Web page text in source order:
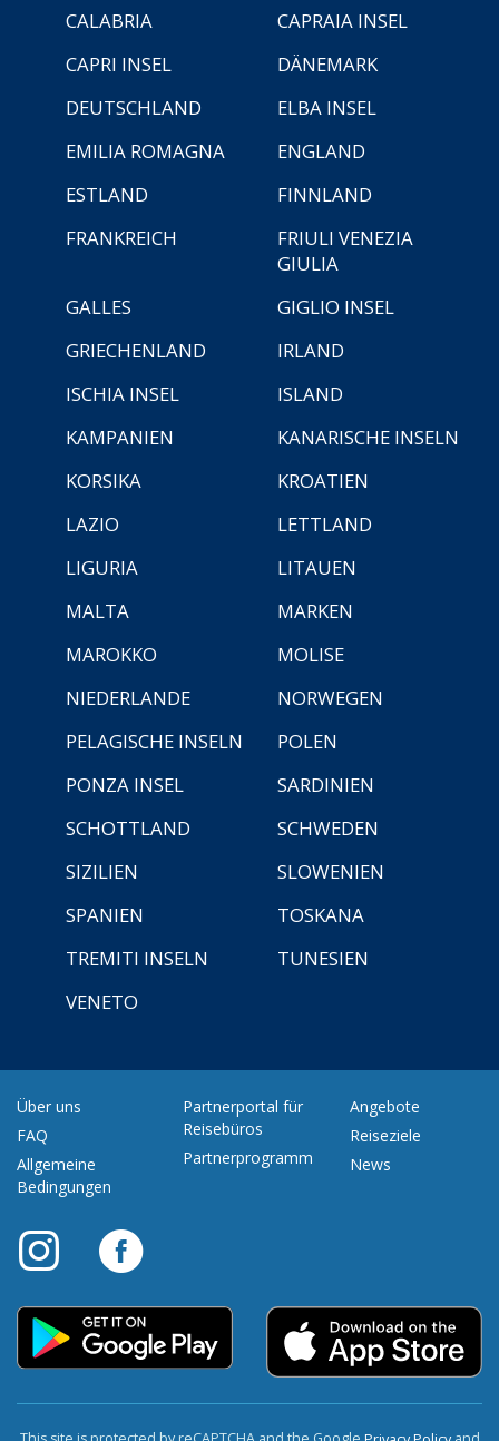
CALABRIA
CAPRAIA INSEL
CAPRI INSEL
DÄNEMARK
DEUTSCHLAND
ELBA INSEL
EMILIA ROMAGNA
ENGLAND
ESTLAND
FINNLAND
FRANKREICH
FRIULI VENEZIA
GIULIA
GALLES
GIGLIO INSEL
GRIECHENLAND
IRLAND
ISCHIA INSEL
ISLAND
KAMPANIEN
KANARISCHE INSELN
KORSIKA
KROATIEN
LAZIO
LETTLAND
LIGURIA
LITAUEN
MALTA
MARKEN
MAROKKO
MOLISE
NIEDERLANDE
NORWEGEN
PELAGISCHE INSELN
POLEN
PONZA INSEL
SARDINIEN
SCHOTTLAND
SCHWEDEN
SIZILIEN
SLOWENIEN
SPANIEN
TOSKANA
TREMITI INSELN
TUNESIEN
VENETO
Über uns
FAQ
Allgemeine
Bedingungen
Partnerportal für
Reisebüros
Partnerprogramm
Angebote
Reiseziele
News